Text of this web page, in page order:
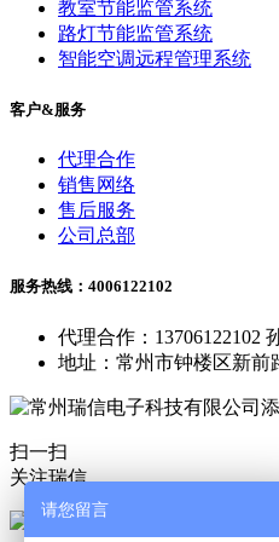
教室节能监管系统
路灯节能监管系统
智能空调远程管理系统
客户&服务
代理合作
销售网络
售后服务
公司总部
服务热线：4006122102
代理合作：13706122102
地址：常州市钟楼区新前
扫一扫
关注瑞信
请您留言